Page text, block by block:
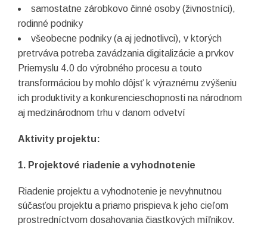
samostatne zárobkovo činné osoby (živnostníci),
rodinné podniky
všeobecne podniky (a aj jednotlivci), v ktorých
pretrváva potreba zavádzania digitalizácie a prvkov
Priemyslu 4.0 do výrobného procesu a touto
transformáciou by mohlo dôjsť k výraznému zvýšeniu
ich produktivity a konkurencieschopnosti na národnom
aj medzinárodnom trhu v danom odvetví
Aktivity projektu:
1. Projektové riadenie a vyhodnotenie
Riadenie projektu a vyhodnotenie je nevyhnutnou
súčasťou projektu a priamo prispieva k jeho cieľom
prostredníctvom dosahovania čiastkových míľnikov.